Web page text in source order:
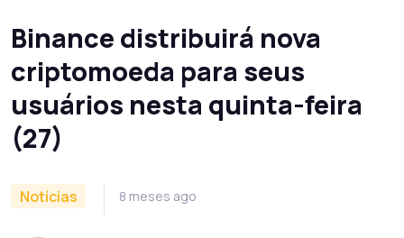
Binance distribuirá nova
criptomoeda para seus
usuários nesta quinta-feira
(27)
Notícias 8 meses ago